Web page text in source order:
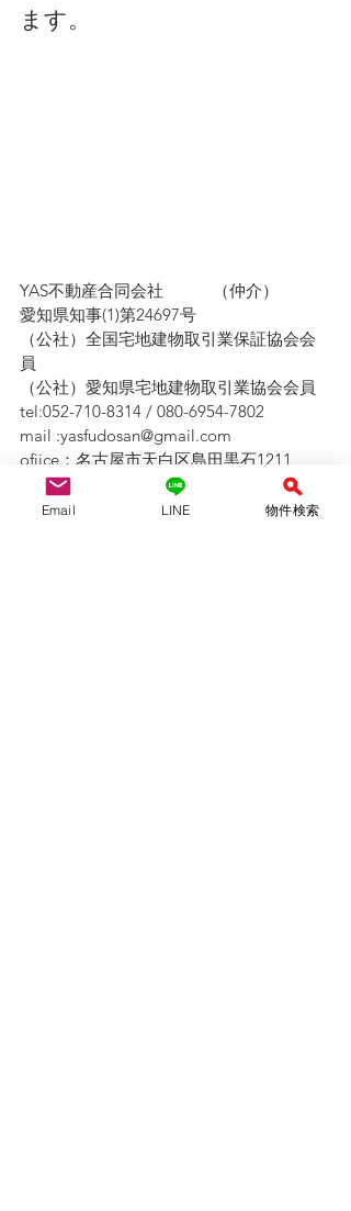
ます。
YAS不動産合同会社　　　（仲介）
愛知県知事(1)第24697号
（公社）全国宅地建物取引業保証協会会
員
（公社）愛知県宅地建物取引業協会会員
tel:052-710-8314 / 080-6954-7802
mail :yasfudosan@gmail.com
ofiice：名古屋市天白区島田黒石1211
不定休　９：００〜19：００
Email LINE 物件検索